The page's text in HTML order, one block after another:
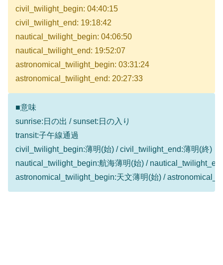
civil_twilight_begin: 04:40:15
civil_twilight_end: 19:18:42
nautical_twilight_begin: 04:06:50
nautical_twilight_end: 19:52:07
astronomical_twilight_begin: 03:31:24
astronomical_twilight_end: 20:27:33
■意味
sunrise:日の出 / sunset:日の入り
transit:子午線通過
civil_twilight_begin:薄明(始) / civil_twilight_end:薄明(終)
nautical_twilight_begin:航海薄明(始) /
astronomical_twilight_begin:天文薄明(始) /